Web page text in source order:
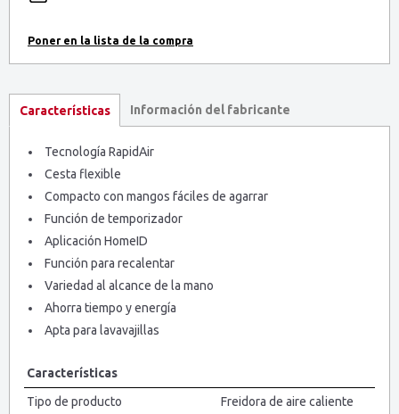
Características Información del fabricante
Tecnología RapidAir
Cesta flexible
Compacto con mangos fáciles de agarrar
Función de temporizador
Aplicación HomeID
Función para recalentar
Variedad al alcance de la mano
Ahorra tiempo y energía
Apta para lavavajillas
Características
Tipo de producto
Freidora de aire caliente